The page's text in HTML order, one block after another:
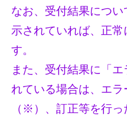
なお、受付結果につ
示されていれば、正
す。
また、受付結果に「
れている場合は、エラ
（※）、訂正等を行